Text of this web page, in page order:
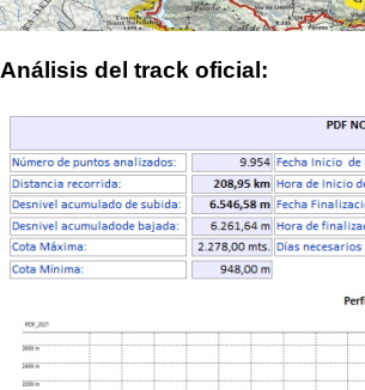
Análisis del track oficial: